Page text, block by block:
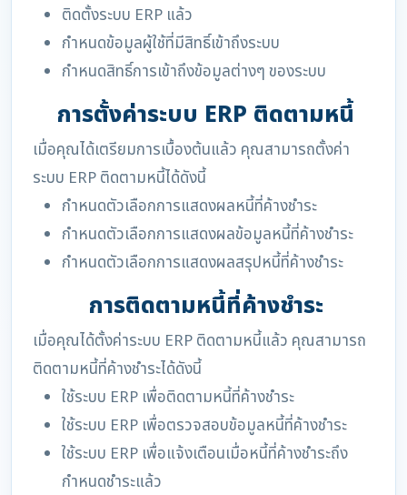
ติดตั้งระบบ ERP แล้ว
กำหนดข้อมูลผู้ใช้ที่มีสิทธิ์เข้าถึงระบบ
กำหนดสิทธิ์การเข้าถึงข้อมูลต่างๆ ของระบบ
การตั้งค่าระบบ ERP ติดตามหนี้
เมื่อคุณได้เตรียมการเบื้องต้นแล้ว คุณสามารถตั้งค่า
ระบบ ERP ติดตามหนี้ได้ดังนี้
กำหนดตัวเลือกการแสดงผลหนี้ที่ค้างชำระ
กำหนดตัวเลือกการแสดงผลข้อมูลหนี้ที่ค้างชำระ
กำหนดตัวเลือกการแสดงผลสรุปหนี้ที่ค้างชำระ
การติดตามหนี้ที่ค้างชำระ
เมื่อคุณได้ตั้งค่าระบบ ERP ติดตามหนี้แล้ว คุณสามารถ
ติดตามหนี้ที่ค้างชำระได้ดังนี้
ใช้ระบบ ERP เพื่อติดตามหนี้ที่ค้างชำระ
ใช้ระบบ ERP เพื่อตรวจสอบข้อมูลหนี้ที่ค้างชำระ
ใช้ระบบ ERP เพื่อแจ้งเตือนเมื่อหนี้ที่ค้างชำระถึง
กำหนดชำระแล้ว